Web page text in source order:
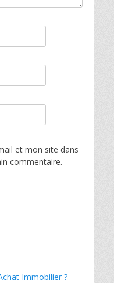
et mon site dans
commentaire.
Immobilier ?